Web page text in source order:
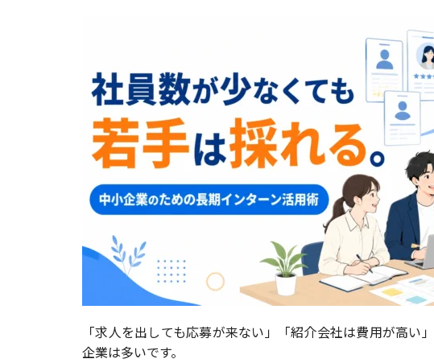
「求人を出しても応募が来ない」「紹介会社は費用が高
企業は多いです。